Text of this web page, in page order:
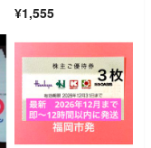
¥1,555